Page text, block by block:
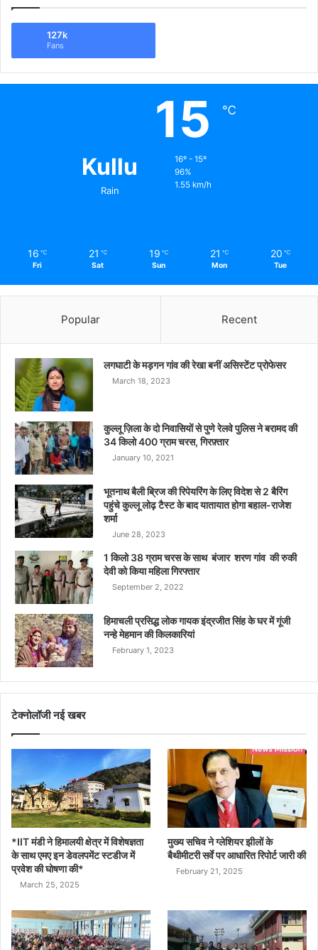
127k
Fans
Kullu
Rain
15 ℃
16º - 15º
96%
1.55 km/h
16 ℃
Fri
21 ℃
Sat
19 ℃
Sun
21 ℃
Mon
20 ℃
Tue
Popular Recent
लगघाटी के मड़गन गांव की रेखा बनीं असिस्टेंट प्रोफेसर
March 18, 2023
कुल्लू ज़िला के दो निवासियों से पुणे रेलवे पुलिस ने बरामद की
34 किलो 400 ग्राम चरस, गिरफ़्तार
January 10, 2021
भूतनाथ बैली ब्रिज की रिपेयरिंग के लिए विदेश से 2 बैरिंग
पहुंचे कुल्लू लोढ़ टैस्ट के बाद यातायात होगा बहाल-राजेश
शर्मा
June 28, 2023
1 किलो 38 ग्राम चरस के साथ बंजार शरण गांव की रुकी
देवी को किया महिला गिरफ्तार
September 2, 2022
हिमाचली प्रसिद्ध लोक गायक इंद्रजीत सिंह के घर में गूंजी
नन्हे मेहमान की किलकारियां
February 1, 2023
टेक्नोलॉजी नई खबर
*IIT मंडी ने हिमालयी क्षेत्र में विशेषज्ञता
के साथ एमए इन डेवलपमेंट स्टडीज में
प्रवेश की घोषणा की*
March 25, 2025
मुख्य सचिव ने ग्लेशियर झीलों के
बैथीमीटरी सर्वे पर आधारित रिपोर्ट जारी की
February 21, 2025